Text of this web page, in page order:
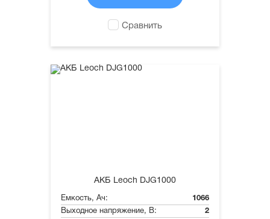
Сравнить
АКБ Leoch DJG1000
Емкость, Ач:
1066
Выходное напряжение, В:
2